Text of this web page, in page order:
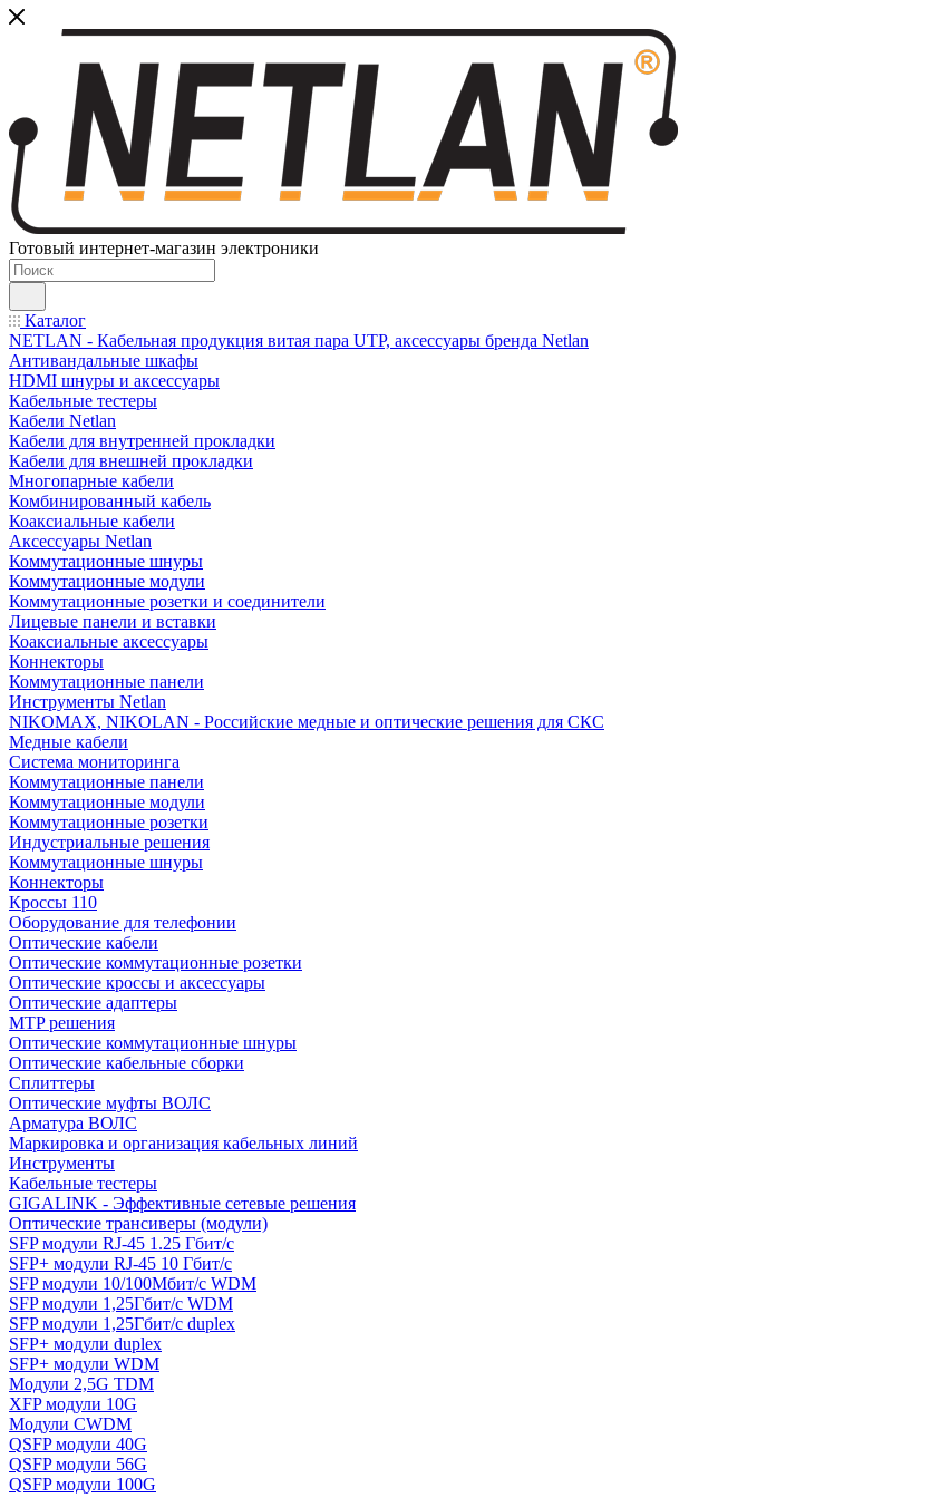
Готовый интернет-магазин электроники
Каталог
NETLAN - Кабельная продукция витая пара UTP, аксессуары бренда Netlan
Антивандальные шкафы
HDMI шнуры и аксессуары
Кабельные тестеры
Кабели Netlan
Кабели для внутренней прокладки
Кабели для внешней прокладки
Многопарные кабели
Комбинированный кабель
Коаксиальные кабели
Аксессуары Netlan
Коммутационные шнуры
Коммутационные модули
Коммутационные розетки и соединители
Лицевые панели и вставки
Коаксиальные аксессуары
Коннекторы
Коммутационные панели
Инструменты Netlan
NIKOMAX, NIKOLAN - Российские медные и оптические решения для СКС
Медные кабели
Система мониторинга
Коммутационные панели
Коммутационные модули
Коммутационные розетки
Индустриальные решения
Коммутационные шнуры
Коннекторы
Кроссы 110
Оборудование для телефонии
Оптические кабели
Оптические коммутационные розетки
Оптические кроссы и аксессуары
Оптические адаптеры
MTP решения
Оптические коммутационные шнуры
Оптические кабельные сборки
Сплиттеры
Оптические муфты ВОЛС
Арматура ВОЛС
Маркировка и организация кабельных линий
Инструменты
Кабельные тестеры
GIGALINK - Эффективные сетевые решения
Оптические трансиверы (модули)
SFP модули RJ-45 1.25 Гбит/c
SFP+ модули RJ-45 10 Гбит/c
SFP модули 10/100Мбит/с WDM
SFP модули 1,25Гбит/с WDM
SFP модули 1,25Гбит/с duplex
SFP+ модули duplex
SFP+ модули WDM
Модули 2,5G TDM
XFP модули 10G
Модули CWDM
QSFP модули 40G
QSFP модули 56G
QSFP модули 100G